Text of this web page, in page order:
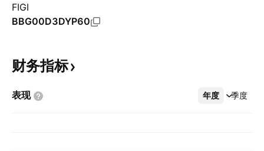
FIGI
BBG00D3DYP60
财务指标
表现 年度 季度
更多